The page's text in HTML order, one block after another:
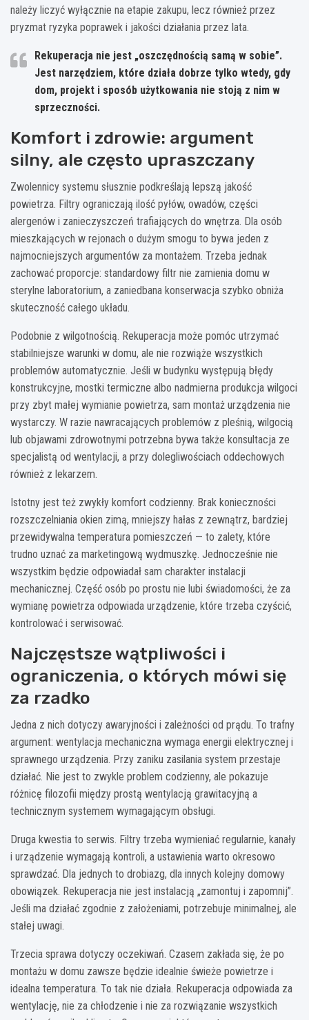
należy liczyć wyłącznie na etapie zakupu, lecz również przez
pryzmat ryzyka poprawek i jakości działania przez lata.
Rekuperacja nie jest „oszczędnością samą w sobie”.
Jest narzędziem, które działa dobrze tylko wtedy, gdy
dom, projekt i sposób użytkowania nie stoją z nim w
sprzeczności.
Komfort i zdrowie: argument
silny, ale często upraszczany
Zwolennicy systemu słusznie podkreślają lepszą jakość
powietrza. Filtry ograniczają ilość pyłów, owadów, części
alergenów i zanieczyszczeń trafiających do wnętrza. Dla osób
mieszkających w rejonach o dużym smogu to bywa jeden z
najmocniejszych argumentów za montażem. Trzeba jednak
zachować proporcje: standardowy filtr nie zamienia domu w
sterylne laboratorium, a zaniedbana konserwacja szybko obniża
skuteczność całego układu.
Podobnie z wilgotnością. Rekuperacja może pomóc utrzymać
stabilniejsze warunki w domu, ale nie rozwiąże wszystkich
problemów automatycznie. Jeśli w budynku występują błędy
konstrukcyjne, mostki termiczne albo nadmierna produkcja wilgoci
przy zbyt małej wymianie powietrza, sam montaż urządzenia nie
wystarczy. W razie nawracających problemów z pleśnią, wilgocią
lub objawami zdrowotnymi potrzebna bywa także konsultacja ze
specjalistą od wentylacji, a przy dolegliwościach oddechowych
również z lekarzem.
Istotny jest też zwykły komfort codzienny. Brak konieczności
rozszczelniania okien zimą, mniejszy hałas z zewnątrz, bardziej
przewidywalna temperatura pomieszczeń — to zalety, które
trudno uznać za marketingową wydmuszkę. Jednocześnie nie
wszystkim będzie odpowiadał sam charakter instalacji
mechanicznej. Część osób po prostu nie lubi świadomości, że za
wymianę powietrza odpowiada urządzenie, które trzeba czyścić,
kontrolować i serwisować.
Najczęstsze wątpliwości i
ograniczenia, o których mówi się
za rzadko
Jedna z nich dotyczy awaryjności i zależności od prądu. To trafny
argument: wentylacja mechaniczna wymaga energii elektrycznej i
sprawnego urządzenia. Przy zaniku zasilania system przestaje
działać. Nie jest to zwykle problem codzienny, ale pokazuje
różnicę filozofii między prostą wentylacją grawitacyjną a
technicznym systemem wymagającym obsługi.
Druga kwestia to serwis. Filtry trzeba wymieniać regularnie, kanały
i urządzenie wymagają kontroli, a ustawienia warto okresowo
sprawdzać. Dla jednych to drobiazg, dla innych kolejny domowy
obowiązek. Rekuperacja nie jest instalacją „zamontuj i zapomnij”.
Jeśli ma działać zgodnie z założeniami, potrzebuje minimalnej, ale
stałej uwagi.
Trzecia sprawa dotyczy oczekiwań. Czasem zakłada się, że po
montażu w domu zawsze będzie idealnie świeże powietrze i
idealna temperatura. To tak nie działa. Rekuperacja odpowiada za
wentylację, nie za chłodzenie i nie za rozwiązanie wszystkich